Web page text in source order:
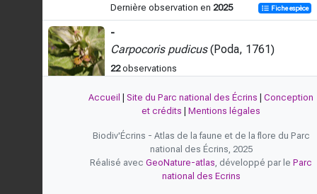
Dernière observation en 2025 Fiche espèce
-
Carpocoris pudicus(Poda, 1761)
22observations
1773)
76
Dernière observation en
2026
Accueil Site du Parc national des Écrins
Conception
et crédits
Mentions légales
Biodiv'Écrins - Atlas de la faune et de la flore du Parc
national des Écrins, 2025
Réalisé avec GeoNature-atlas, développé par le Parc
national des Ecrins